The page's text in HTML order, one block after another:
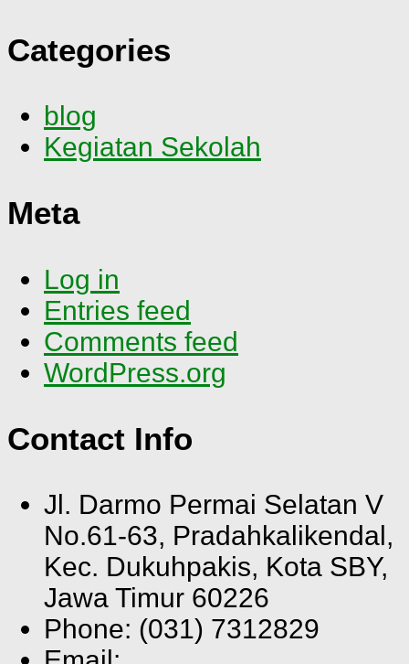
Categories
blog
Kegiatan Sekolah
Meta
Log in
Entries feed
Comments feed
WordPress.org
Contact Info
Jl. Darmo Permai Selatan V
No.61-63, Pradahkalikendal,
Kec. Dukuhpakis, Kota SBY,
Jawa Timur 60226
Phone: (031) 7312829